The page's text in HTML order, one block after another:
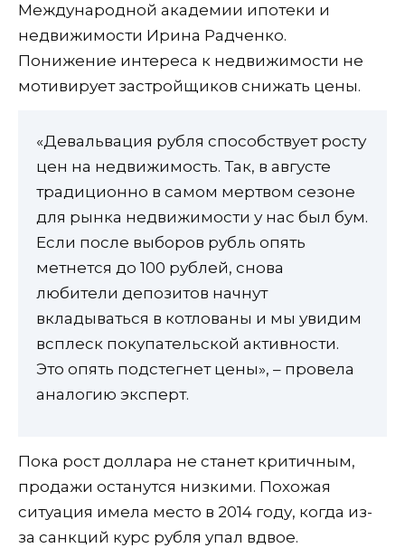
Международной академии ипотеки и
недвижимости Ирина Радченко.
Понижение интереса к недвижимости не
мотивирует застройщиков снижать цены.
«Девальвация рубля способствует росту
цен на недвижимость. Так, в августе
традиционно в самом мертвом сезоне
для рынка недвижимости у нас был бум.
Если после выборов рубль опять
метнется до 100 рублей, снова
любители депозитов начнут
вкладываться в котлованы и мы увидим
всплеск покупательской активности.
Это опять подстегнет цены», – провела
аналогию эксперт.
Пока рост доллара не станет критичным,
продажи останутся низкими. Похожая
ситуация имела место в 2014 году, когда из-
за санкций курс рубля упал вдвое.